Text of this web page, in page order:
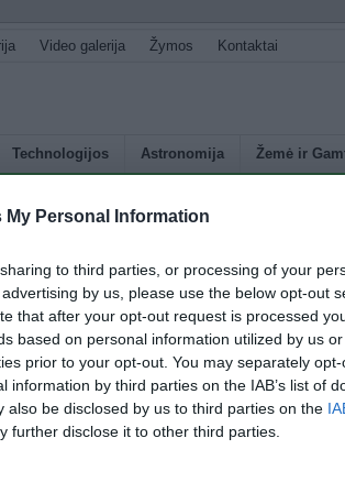
My Personal Information
to third parties, or processing of your
by us, please use the below opt-out
that after your opt-out request is processed
based on personal information utilized by us
prior to your opt-out. You may separately
information by third parties on the IAB’s list of
also be disclosed by us to third parties on the
further disclose it to other third parties.
Video galerija Žymos Kontaktai
Technologijos Astronomija Žemė ir
sveikatai
azoto oksido (FeNO) kiekį, o tai sukelia
yra žinoma apie rūkymo sukeliamus azoto
jaunuolių organizmuose. Tyrimo metu buvo
iki dvidešimt trijų metų amžiaus, kurių
tyrėjai […]